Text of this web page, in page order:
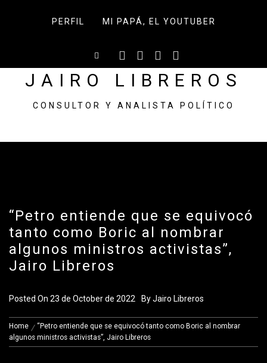
PERFIL MI PAPÁ, EL YOUTUBER
JAIRO LIBREROS
CONSULTOR Y ANALISTA POLÍTICO
“Petro entiende que se equivocó
tanto como Boric al nombrar
algunos ministros activistas”,
Jairo Libreros
Posted On 23 de October de 2022 ByJairo Libreros
Home
“Petro entiende que se equivocó tanto como Boric al nombrar
algunos ministros activistas”, Jairo Libreros